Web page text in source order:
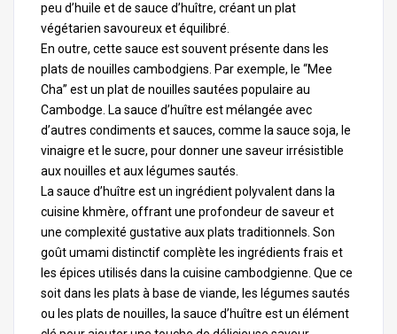
peu d’huile et de sauce d’huître, créant un plat
végétarien savoureux et équilibré.
En outre, cette sauce est souvent présente dans les
plats de nouilles cambodgiens. Par exemple, le “Mee
Cha” est un plat de nouilles sautées populaire au
Cambodge. La sauce d’huître est mélangée avec
d’autres condiments et sauces, comme la sauce soja, le
vinaigre et le sucre, pour donner une saveur irrésistible
aux nouilles et aux légumes sautés.
La sauce d’huître est un ingrédient polyvalent dans la
cuisine khmère, offrant une profondeur de saveur et
une complexité gustative aux plats traditionnels. Son
goût umami distinctif complète les ingrédients frais et
les épices utilisés dans la cuisine cambodgienne. Que ce
soit dans les plats à base de viande, les légumes sautés
ou les plats de nouilles, la sauce d’huître est un élément